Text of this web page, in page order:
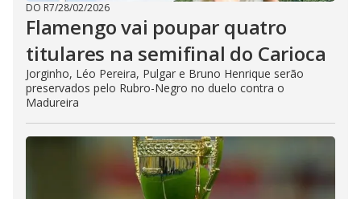
DO R7/28/02/2026
Flamengo vai poupar quatro
titulares na semifinal do Carioca
Jorginho, Léo Pereira, Pulgar e Bruno Henrique serão
preservados pelo Rubro-Negro no duelo contra o
Madureira